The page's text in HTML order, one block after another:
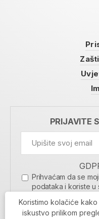
PRIJAVITE
Prihvaćam da se
podataka i koriste u
Koristimo kolačiće
iskustvo prilikom